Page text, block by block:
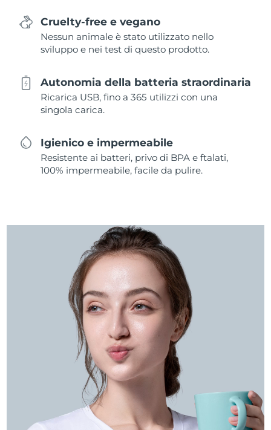
Cruelty-free e vegano
Nessun animale è stato utilizzato nello
sviluppo e nei test di questo prodotto.
Autonomia della batteria straordinaria
Ricarica USB, fino a 365 utilizzi con una
singola carica.
Igienico e impermeabile
Resistente ai batteri, privo di BPA e ftalati,
100% impermeabile, facile da pulire.